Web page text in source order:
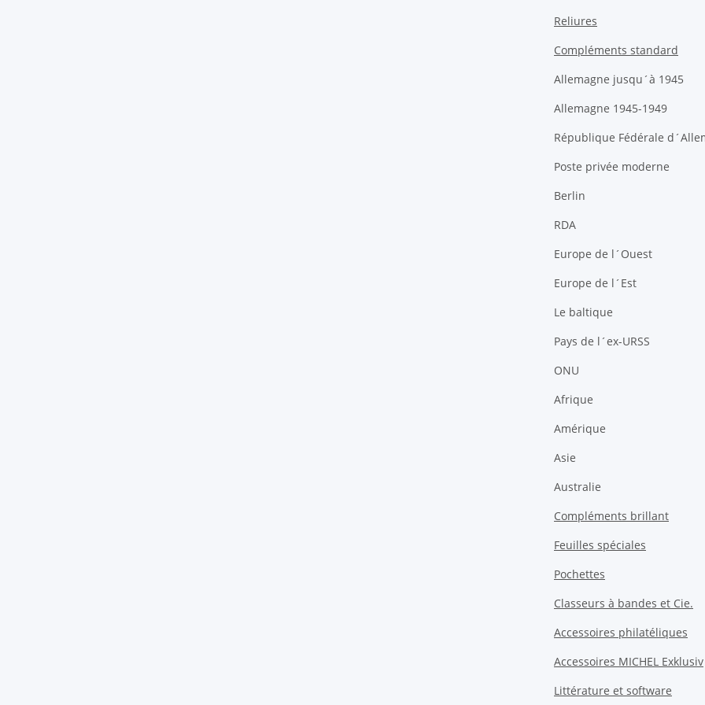
Reliures
Compléments standard
Allemagne jusqu´à 1945
Allemagne 1945-1949
République Fédérale
Poste privée moderne
Berlin
RDA
Europe de l´Ouest
Europe de l´Est
Le baltique
Pays de l´ex-URSS
ONU
Afrique
Amérique
Asie
Australie
Compléments brillant
Feuilles spéciales
Pochettes
Classeurs à bandes et Cie.
Accessoires philatéliques
Accessoires MICHEL Exklusiv
Littérature et software